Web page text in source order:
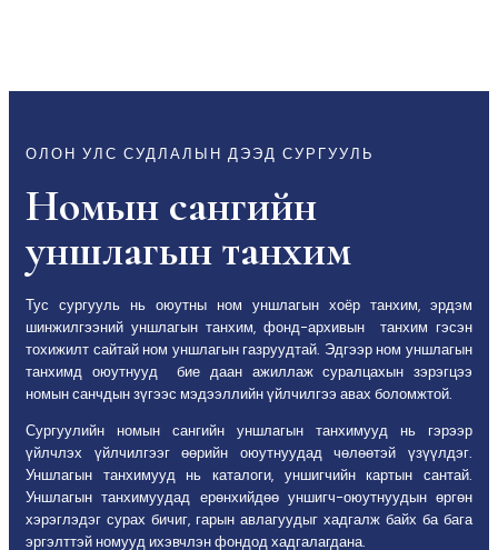
ОЛОН УЛС СУДЛАЛЫН ДЭЭД СУРГУУЛЬ
Номын сангийн
уншлагын танхим
Тус сургууль нь оюутны ном уншлагын хоёр танхим, эрдэм
шинжилгээний уншлагын танхим, фонд-архивын танхим гэсэн
тохижилт сайтай ном уншлагын газруудтай. Эдгээр ном уншлагын
танхимд оюутнууд бие даан ажиллаж суралцахын зэрэгцээ
номын санчдын зүгээс мэдээллийн үйлчилгээ авах боломжтой.
Сургуулийн номын сангийн уншлагын танхимууд нь гэрээр
үйлчлэх үйлчилгээг өөрийн оюутнуудад чөлөөтэй үзүүлдэг.
Уншлагын танхимууд нь каталоги, уншигчийн картын сантай.
Уншлагын танхимуудад ерөнхийдөө уншигч-оюутнуудын өргөн
хэрэглэдэг сурах бичиг, гарын авлагуудыг хадгалж байх ба бага
эргэлттэй номууд ихэвчлэн фондод хадгалагдана.